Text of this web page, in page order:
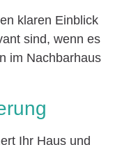
klaren Einblick
sind, wenn es
im Nachbarhaus
Ihr Haus und